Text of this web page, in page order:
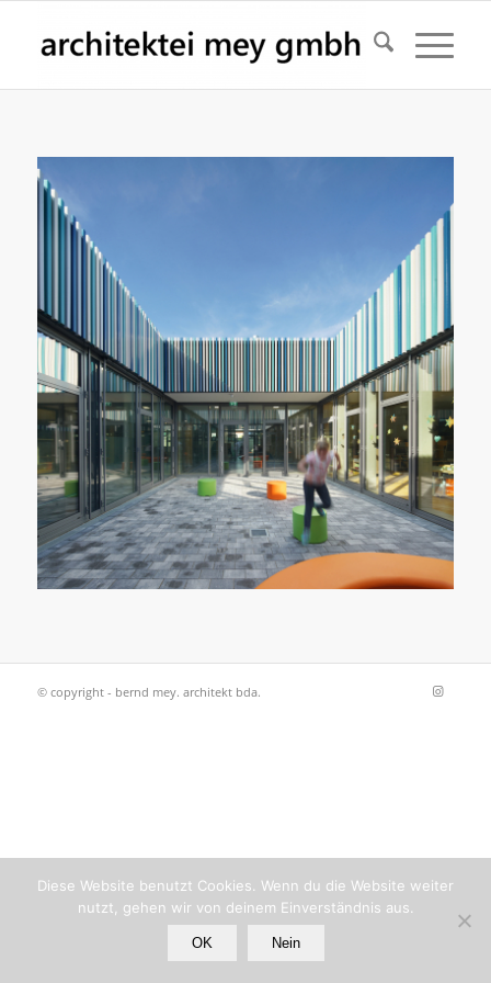
© copyright - bernd mey. architekt bda.
Diese Website benutzt Cookies. Wenn du die Website weiter
nutzt, gehen wir von deinem Einverständnis aus.
OK Nein